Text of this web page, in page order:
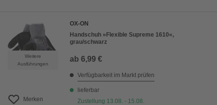
Weitere
Ausführungen
Merken
OX-ON
Handschuh »Flexible Supreme 1610«,
grau/schwarz
ab 6,99 €
Verfügbarkeit im Markt prüfen
lieferbar
Zustellung 13.08. - 15.08.